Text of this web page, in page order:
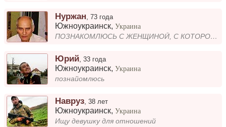
Нуржан ,73 года
Южноукраинск,Украина
ПОЗНАКОМЛЮСЬ С ЖЕНЩИНОЙ, С КОТОРОЙ МЫ БУДЕМ ДРУЗЬЯМИ, ЛЮБОВНИКАМИ И, ПОНИМАЮЩИМИ ДРУГ ДРУГА, СУПРУГАМИ.
Юрий ,33 года
Южноукраинск,Украина
познайомлюсь
Навруз,38 лет
Южноукраинск,Украина
Ищу девушку для отношений